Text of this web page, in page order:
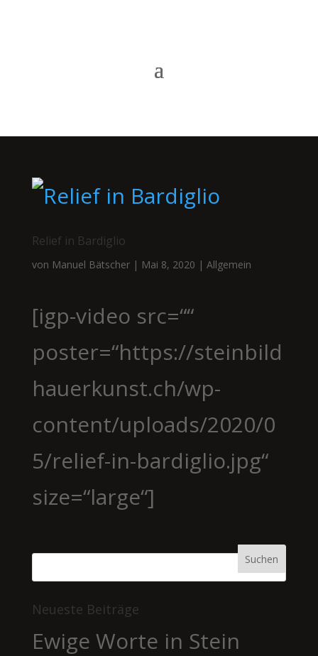
Relief in Bardiglio
von Manuel Bätscher| Mai 8, 2020 | Allgemein
[igp-video src=““
poster=“https://steinbild
hauerkunst.ch/wp-
content/uploads/2020/0
5/relief-in-bardiglio.jpg“
size=“large“]
Neueste Beiträge
Ewige Worte in Stein